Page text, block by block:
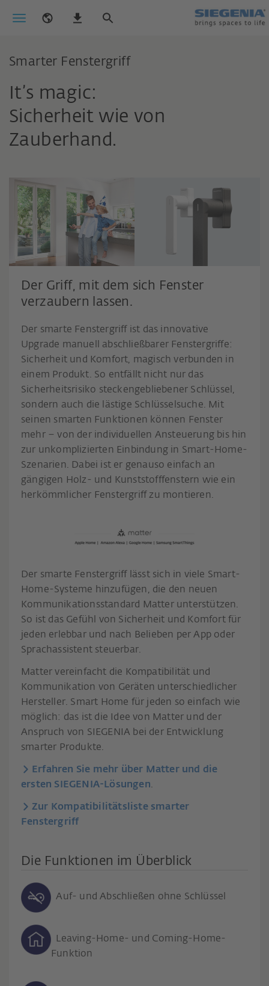
Smarter Fenstergriff
It’s magic:
Sicherheit wie von
Zauberhand.
Der Griff, mit dem sich Fenster
verzaubern lassen.
Der smarte Fenstergriff ist das innovative
Upgrade manuell abschließbarer Fenstergriffe:
Sicherheit und Komfort, magisch verbunden in
einem Produkt. So entfällt nicht nur das
Sicherheitsrisiko steckengebliebener Schlüssel,
sondern auch die lästige Schlüsselsuche. Mit
seinen smarten Funktionen können Fenster
mehr – von der individuellen Ansteuerung bis hin
zur unkomplizierten Einbindung in Smart-Home-
Szenarien. Dabei ist er genauso einfach an
gängigen Holz- und Kunststofffenstern wie ein
herkömmlicher Fenstergriff zu montieren.
Der smarte Fenstergriff lässt sich in viele Smart-
Home-Systeme hinzufügen, die den neuen
Kommunikationsstandard Matter unterstützen.
So ist das Gefühl von Sicherheit und Komfort für
jeden erlebbar und nach Belieben per App oder
Sprachassistent steuerbar.
Matter vereinfacht die Kompatibilität und
Kommunikation von Geräten unterschiedlicher
Hersteller. Smart Home für jeden so einfach wie
möglich: das ist die Idee von Matter und der
Anspruch von SIEGENIA bei der Entwicklung
smarter Produkte.
Erfahren Sie mehr über Matter und die
ersten SIEGENIA-Lösungen.
Zur Kompatibilitätsliste smarter
Fenstergriff
Die Funktionen im Überblick
Auf- und Abschließen ohne Schlüssel
Leaving-Home- und Coming-Home-
Funktion